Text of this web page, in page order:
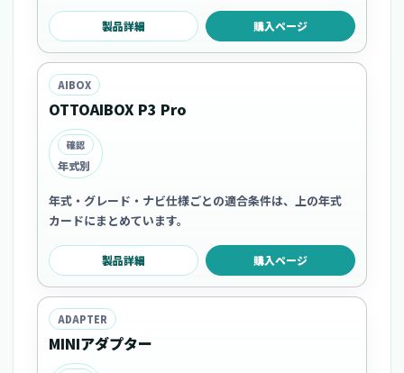
製品詳細 購入ページ
AIBOX
OTTOAIBOX P3 Pro
確認
年式別
年式・グレード・ナビ仕様ごとの適合条件は、上の年式
カードにまとめています。
製品詳細 購入ページ
ADAPTER
MINIアダプター